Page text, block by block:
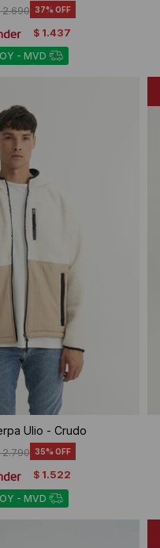
2.690 37
$ 1.437
- MVD
Ulio - Crudo
2.790 35
$ 1.522
- MVD